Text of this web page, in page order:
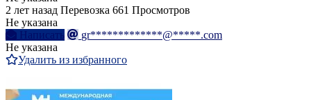
2 лет назад Перевозка 661 Просмотров
Не указана
Написать
gr*************@*****.com
Не указана
Удалить из избранного